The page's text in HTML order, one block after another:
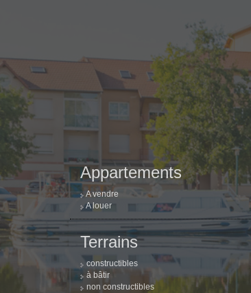
Appartements
A vendre
A louer
Terrains
constructibles
à bâtir
non constructibles